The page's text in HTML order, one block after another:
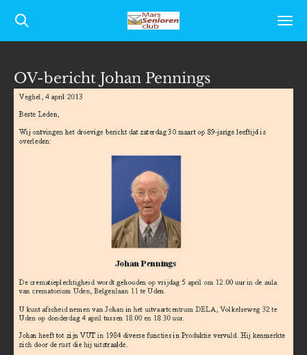
Ga
direct
de
hoofdinhoud
OV-bericht Johan Pennings